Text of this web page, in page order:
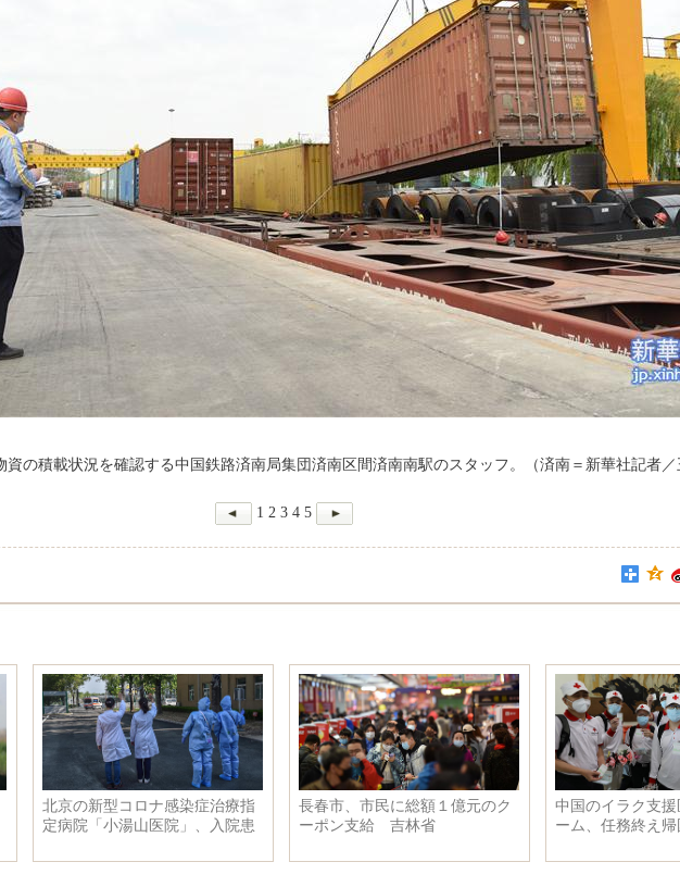
資の積載状況を確認する中国鉄路済南局集団済南区間済南南駅のスタッフ。（済南＝新華社記者／
1 2 3 4 5
北京の新型コロナ感染症治療指
定病院「小湯山医院」、入院患
長春市、市民に総額１億元のク
ーポン支給 吉林省
中国のイラク支
ーム、任務終え